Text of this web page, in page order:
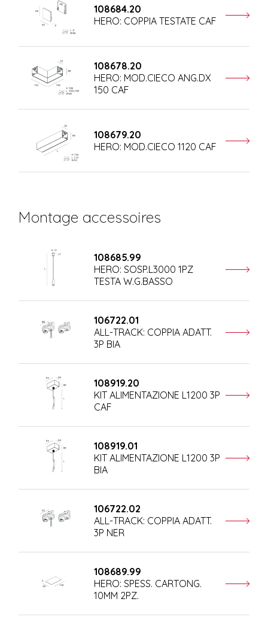
108684.20
HERO: COPPIA TESTATE CAF
108678.20
HERO: MOD.CIECO ANG.DX
150 CAF
108679.20
HERO: MOD.CIECO 1120 CAF
Montage accessoires
108685.99
HERO: SOSP.L3000 1PZ
TESTA W.G.BASSO
106722.01
ALL-TRACK: COPPIA ADATT.
3P BIA
108919.20
KIT ALIMENTAZIONE L1200 3P
CAF
108919.01
KIT ALIMENTAZIONE L1200 3P
BIA
106722.02
ALL-TRACK: COPPIA ADATT.
3P NER
108689.99
HERO: SPESS. CARTONG.
10MM 2PZ.